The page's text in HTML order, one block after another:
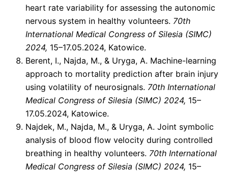
heart rate variability for assessing the autonomic
nervous system in healthy volunteers. 70th
International Medical Congress of Silesia (SIMC)
2024, 15–17.05.2024, Katowice.
Berent, I., Najda, M., & Uryga, A. Machine-learning
approach to mortality prediction after brain injury
using volatility of neurosignals. 70th International
Medical Congress of Silesia (SIMC) 2024, 15–
17.05.2024, Katowice.
Najdek, M., Najda, M., & Uryga, A. Joint symbolic
analysis of blood flow velocity during controlled
breathing in healthy volunteers. 70th International
Medical Congress of Silesia (SIMC) 2024, 15–